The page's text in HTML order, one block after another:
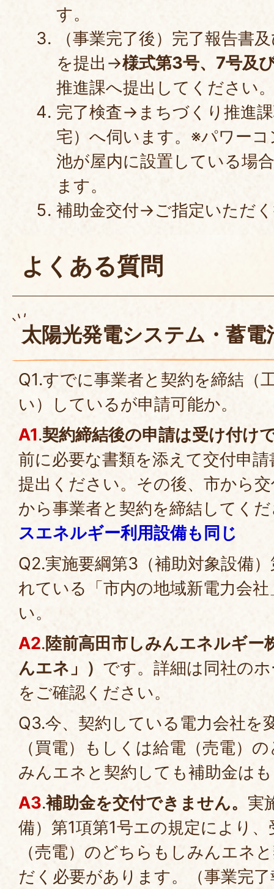
す。
（事業完了後）完了報告書
を提出→様式第3号、7号及
推進課へ提出してください
完了検査→まちづくり推進
宅）へ伺います。※パワー
池が屋内に設置している場
ます。
補助金交付→ご指定いただ
よくある質問
太陽光発電システム・蓄電
Q1.すでに事業者と契約を締結（
い）しているが申請可能か。
A1.契約締結後の申請は受け付け
前に必要な書類を添えて交付申
提出ください。その後、市から
から事業者と契約を締結してく
スエネルギー利用設備も同じ
Q2.実施要綱第3（補助対象設備
れている「市内の地域新電力会
い。
A2.陸前高田市しみんエネルギー
んエネ」） です。詳細は同社の
をご確認ください。
Q3.今、契約している電力会社を
（買電）もしくは給電（売電）
みんエネと契約しても補助金は
A3.補助金を交付できません。 実
備）第1項第1号エの規定により
（売電）のどちらもしみんエネ
だく必要があります。（事業完